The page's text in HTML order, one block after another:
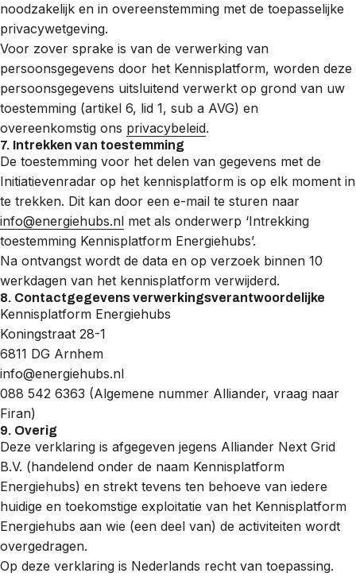
noodzakelijk en in overeenstemming met de toepasselijke
privacywetgeving.
Voor zover sprake is van de verwerking van
persoonsgegevens door het Kennisplatform, worden deze
persoonsgegevens uitsluitend verwerkt op grond van uw
toestemming (artikel 6, lid 1, sub a AVG) en
overeenkomstig ons privacybeleid.
7. Intrekken van toestemming
De toestemming voor het delen van gegevens met de
Initiatievenradar op het kennisplatform is op elk moment in
te trekken. Dit kan door een e-mail te sturen naar
info@energiehubs.nl met als onderwerp ‘Intrekking
toestemming Kennisplatform Energiehubs’.
Na ontvangst wordt de data en op verzoek binnen 10
werkdagen van het kennisplatform verwijderd.
8. Contactgegevens verwerkingsverantwoordelijke
Kennisplatform Energiehubs
Koningstraat 28-1
6811 DG Arnhem
info@energiehubs.nl
088 542 6363 (Algemene nummer Alliander, vraag naar
Firan)
9. Overig
Deze verklaring is afgegeven jegens Alliander Next Grid
B.V. (handelend onder de naam Kennisplatform
Energiehubs) en strekt tevens ten behoeve van iedere
huidige en toekomstige exploitatie van het Kennisplatform
Energiehubs aan wie (een deel van) de activiteiten wordt
overgedragen.
Op deze verklaring is Nederlands recht van toepassing.